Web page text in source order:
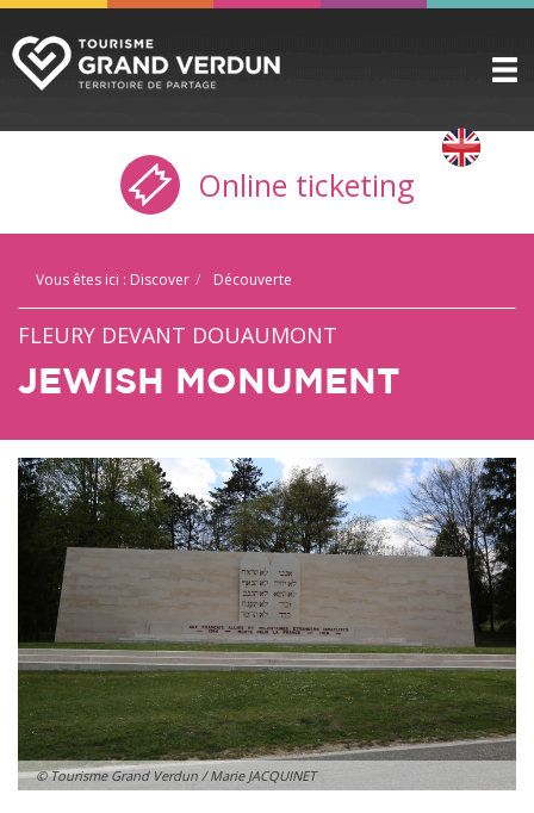
DISCOVER
TO SEE / TO DO
PRACTICAL INFO
GROUPS
THE CITADEL
TICKETING
Online ticketing
Vous êtes ici : Discover Découverte
FLEURY DEVANT DOUAUMONT
JEWISH MONUMENT
© Tourisme Grand Verdun / Marie JACQUINET